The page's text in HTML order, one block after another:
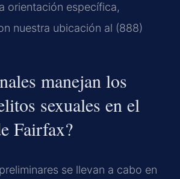
orientación específica,
nuestra ubicación al (888)
manejan los
sexuales en el
Fairfax?
se llevan a cabo en